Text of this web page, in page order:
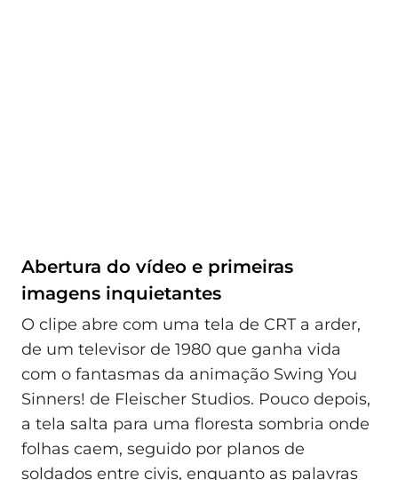
Abertura do vídeo e primeiras
imagens inquietantes
O clipe abre com uma tela de CRT a arder,
de um televisor de 1980 que ganha vida
com o fantasmas da animação Swing You
Sinners! de Fleischer Studios. Pouco depois,
a tela salta para uma floresta sombria onde
folhas caem, seguido por planos de
soldados entre civis, enquanto as palavras